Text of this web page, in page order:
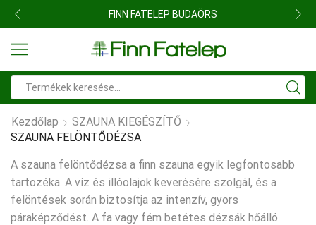
FINN FATELEP BUDAÖRS
input
Kezdőlap
SZAUNA KIEGÉSZÍTŐ
SZAUNA FELÖNTŐDÉZSA
A szauna felöntődézsa a finn szauna egyik legfontosabb
tartozéka. A víz és illóolajok keverésére szolgál, és a
felöntések során biztosítja az intenzív, gyors
páraképződést. A fa vagy fém betétes dézsák hőálló